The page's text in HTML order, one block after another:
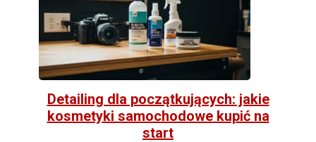
Detailing dla początkujących: jakie
kosmetyki samochodowe kupić na
start